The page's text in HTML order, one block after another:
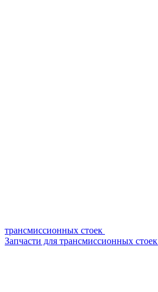
трансмиссионных стоек
Запчасти для трансмиссионных стоек